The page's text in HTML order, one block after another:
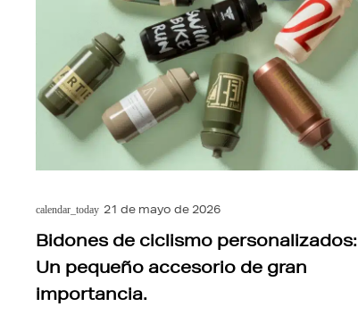
calendar_today 21 de mayo de 2026
Bidones de ciclismo personalizados:
Un pequeño accesorio de gran
importancia.